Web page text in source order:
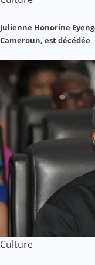
Julienne Honorine
Cameroun, est décédée
Culture